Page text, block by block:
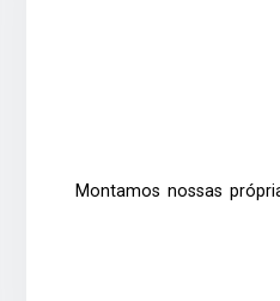
Montamos nossas